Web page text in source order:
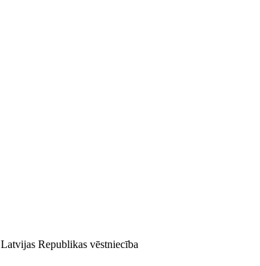
Latvijas Republikas vēstniecība